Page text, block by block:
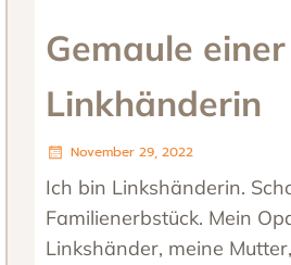
Gemaule einer
Linkhänderin
November 29, 2022
Ich bin Linkshänderin.
Familienerbstück. Mein
Linkshänder, meine